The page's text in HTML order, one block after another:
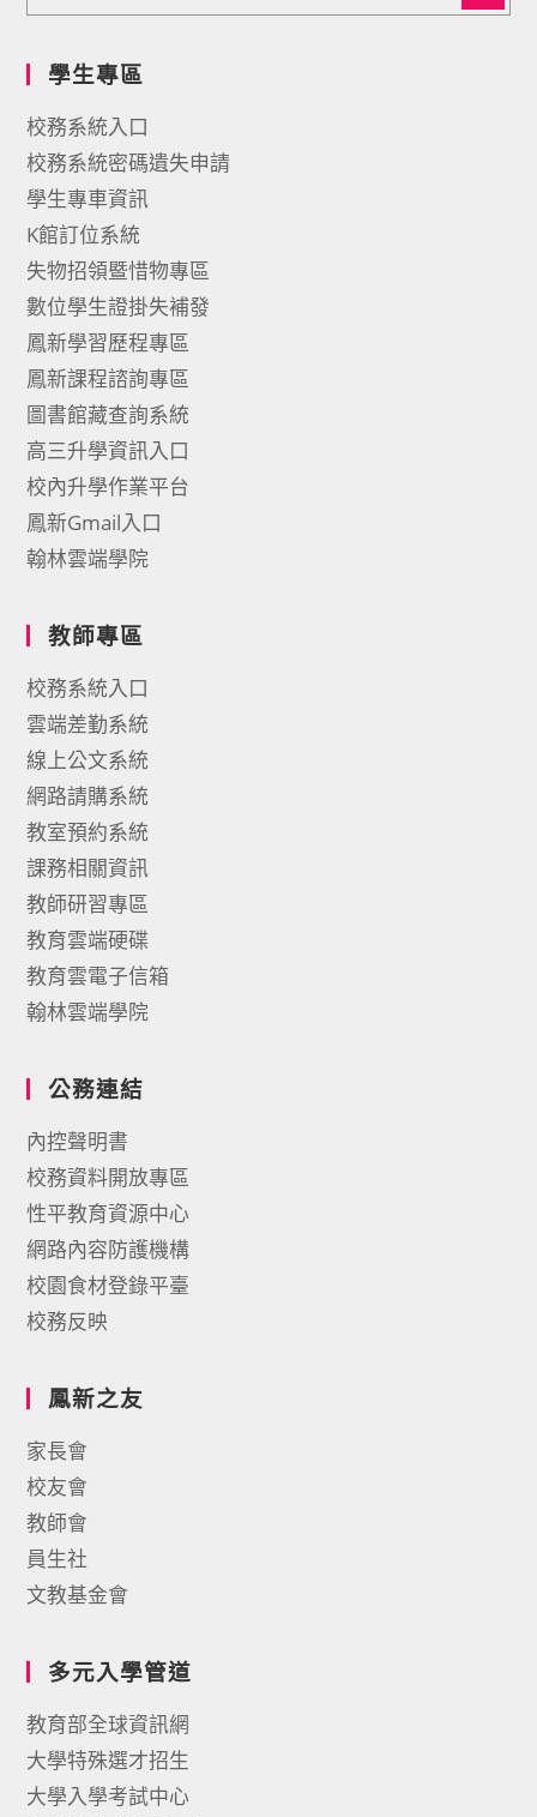
學生專區
校務系統入口
校務系統密碼遺失申請
學生專車資訊
K館訂位系統
失物招領暨惜物專區
數位學生證掛失補發
鳳新學習歷程專區
鳳新課程諮詢專區
圖書館藏查詢系統
高三升學資訊入口
校內升學作業平台
鳳新Gmail入口
翰林雲端學院
教師專區
校務系統入口
雲端差勤系統
線上公文系統
網路請購系統
教室預約系統
課務相關資訊
教師研習專區
教育雲端硬碟
教育雲電子信箱
翰林雲端學院
公務連結
內控聲明書
校務資料開放專區
性平教育資源中心
網路內容防護機構
校園食材登錄平臺
校務反映
鳳新之友
家長會
校友會
教師會
員生社
文教基金會
多元入學管道
教育部全球資訊網
大學特殊選才招生
大學入學考試中心